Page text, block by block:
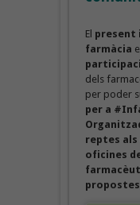
El present
farmàcia
dels
per poder
per a
reptes als
oficines
propostes